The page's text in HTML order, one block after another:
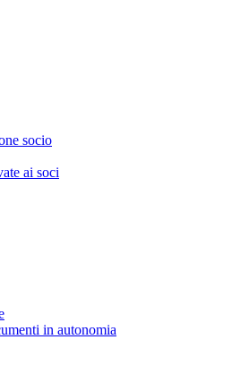
socio
ai soci
in autonomia